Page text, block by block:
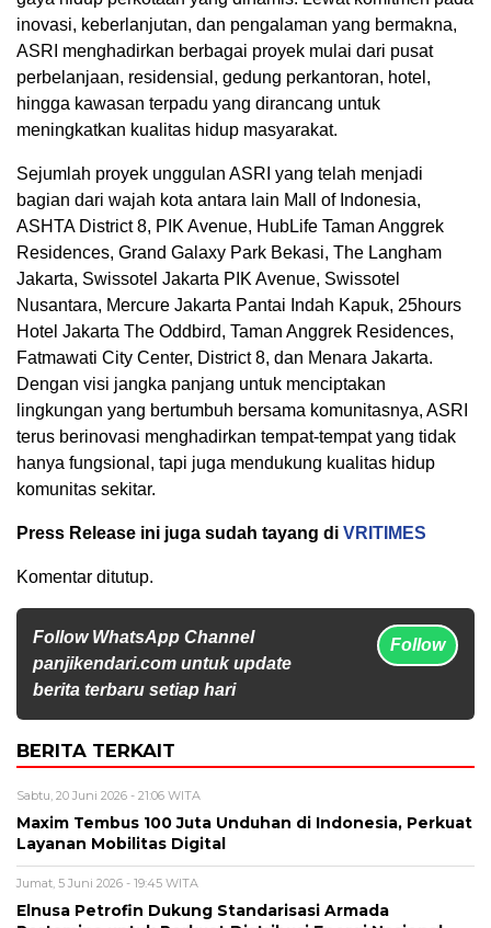
inovasi, keberlanjutan, dan pengalaman yang bermakna,
ASRI menghadirkan berbagai proyek mulai dari pusat
perbelanjaan, residensial, gedung perkantoran, hotel,
hingga kawasan terpadu yang dirancang untuk
meningkatkan kualitas hidup masyarakat.
Sejumlah proyek unggulan ASRI yang telah menjadi
bagian dari wajah kota antara lain Mall of Indonesia,
ASHTA District 8, PIK Avenue, HubLife Taman Anggrek
Residences, Grand Galaxy Park Bekasi, The Langham
Jakarta, Swissotel Jakarta PIK Avenue, Swissotel
Nusantara, Mercure Jakarta Pantai Indah Kapuk, 25hours
Hotel Jakarta The Oddbird, Taman Anggrek Residences,
Fatmawati City Center, District 8, dan Menara Jakarta.
Dengan visi jangka panjang untuk menciptakan
lingkungan yang bertumbuh bersama komunitasnya, ASRI
terus berinovasi menghadirkan tempat-tempat yang tidak
hanya fungsional, tapi juga mendukung kualitas hidup
komunitas sekitar.
Press Release ini juga sudah tayang di VRITIMES
Komentar ditutup.
Follow WhatsApp Channel
panjikendari.com untuk update
berita terbaru setiap hari
Follow
BERITA TERKAIT
Sabtu, 20 Juni 2026 - 21:06 WITA
Maxim Tembus 100 Juta Unduhan di Indonesia, Perkuat
Layanan Mobilitas Digital
Jumat, 5 Juni 2026 - 19:45 WITA
Elnusa Petrofin Dukung Standarisasi Armada